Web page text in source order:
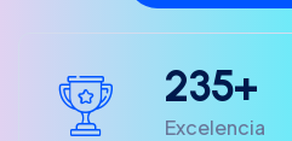
235+
Excelencia